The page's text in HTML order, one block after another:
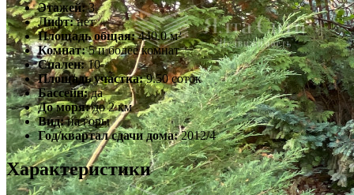
Этажей: 3
Лифт: нет
Площадь общая: 440.0 м²
Комнат: 5 и более комнат
Спален: 10
Площадь участка: 9.50 соток
Бассейн: да
До моря: до 2 км
Вид: на горы
Год/квартал сдачи дома: 2012/4
Характеристики